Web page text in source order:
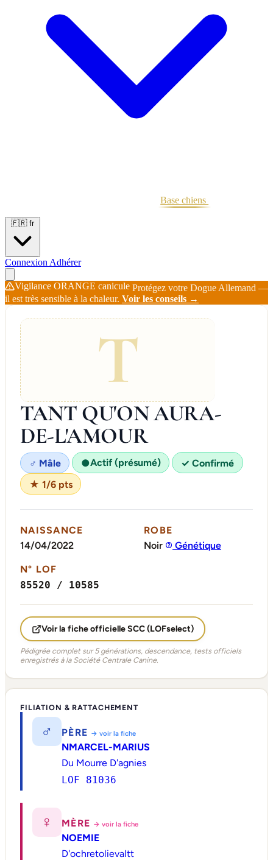
Base chiens
🇫🇷 fr
Connexion Adhérer
Vigilance ORANGE canicule Protégez votre Dogue Allemand —
il est très sensible à la chaleur. Voir les conseils →
T
TANT QU'ON AURA-
DE-L'AMOUR
♂ Mâle ●Actif (présumé)
✓ Confirmé
★ 1/6 pts
NAISSANCE
14/04/2022
ROBE
Noir
Génétique
N° LOF
85520 / 10585
Voir la fiche officielle SCC (LOFselect)
Pédigrée complet sur 5 générations, descendance, tests officiels
enregistrés à la Société Centrale Canine.
FILIATION & RATTACHEMENT
♂ PÈRE → voir la fiche
NMARCEL-MARIUS
Du Mourre D'agnies
LOF 81036
♀ MÈRE → voir la fiche
NOEMIE
D'ochretolievaltt